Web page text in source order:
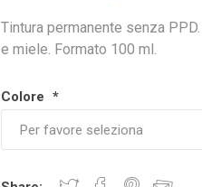
Tintura permanente senza
e miele. Formato 100 ml.
Colore *